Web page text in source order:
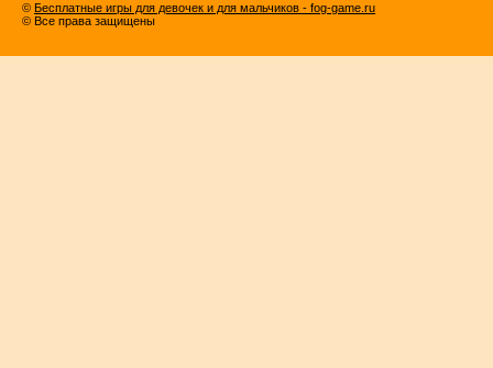
© Бесплатные игры для девочек и для мальчиков - fog-game.ru
© Все права защищены